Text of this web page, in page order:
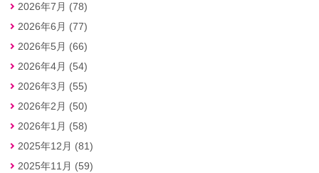
2026年7月 (78)
2026年6月 (77)
2026年5月 (66)
2026年4月 (54)
2026年3月 (55)
2026年2月 (50)
2026年1月 (58)
2025年12月 (81)
2025年11月 (59)